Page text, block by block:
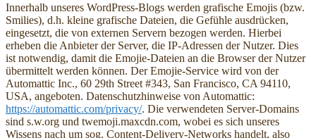
Innerhalb unseres WordPress-Blogs werden grafische Emojis (bzw.
Smilies), d.h. kleine grafische Dateien, die Gefühle ausdrücken,
eingesetzt, die von externen Servern bezogen werden. Hierbei
erheben die Anbieter der Server, die IP-Adressen der Nutzer. Dies
ist notwendig, damit die Emojie-Dateien an die Browser der Nutzer
übermittelt werden können. Der Emojie-Service wird von der
Automattic Inc., 60 29th Street #343, San Francisco, CA 94110,
USA, angeboten. Datenschutzhinweise von Automattic:
https://automattic.com/privacy/. Die verwendeten Server-Domains
sind s.w.org und twemoji.maxcdn.com, wobei es sich unseres
Wissens nach um sog. Content-Delivery-Networks handelt, also